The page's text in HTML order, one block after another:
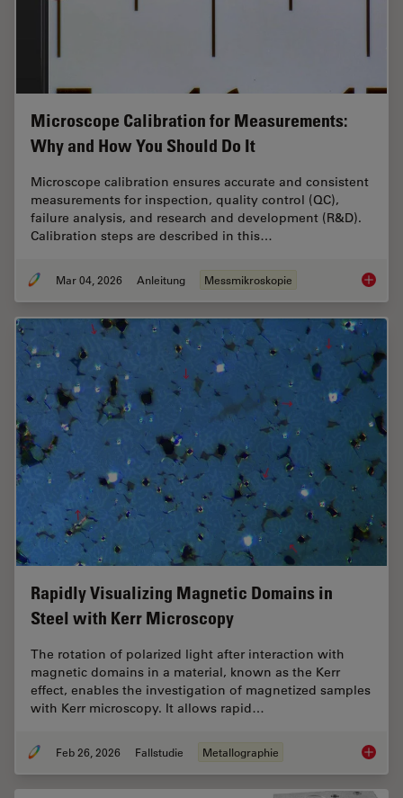
Microscope Calibration for Measurements:
Why and How You Should Do It
Microscope calibration ensures accurate and consistent
measurements for inspection, quality control (QC),
failure analysis, and research and development (R&D).
Calibration steps are described in this…
Mar 04, 2026 Anleitung Messmikroskopie
Rapidly Visualizing Magnetic Domains in
Steel with Kerr Microscopy
The rotation of polarized light after interaction with
magnetic domains in a material, known as the Kerr
effect, enables the investigation of magnetized samples
with Kerr microscopy. It allows rapid…
Feb 26, 2026 Fallstudie Metallographie